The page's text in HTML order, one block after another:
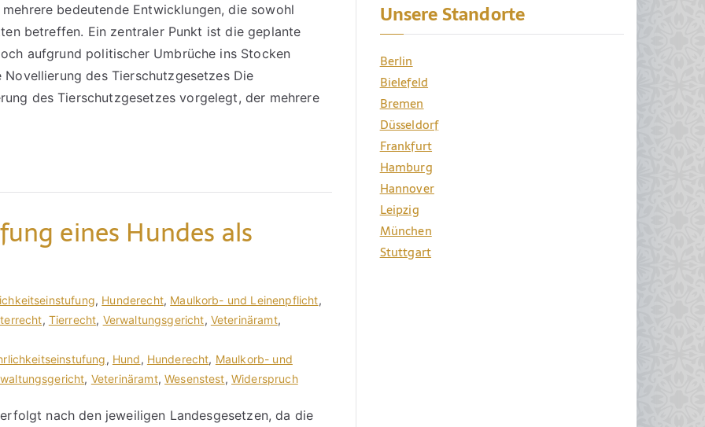
bedeutende Entwicklungen, die sowohl
betreffen. Ein zentraler Punkt ist die geplante
aufgrund politischer Umbrüche ins Stocken
Novellierung des Tierschutzgesetzes Die
des Tierschutzgesetzes vorgelegt, der mehrere
eines Hundes als
, Hunderecht, Maulkorb- und Leinenpflicht,
, Tierrecht, Verwaltungsgericht, Veterinäramt,
, Hund, Hunderecht, Maulkorb- und
, Veterinäramt,Wesenstest, Widerspruch
nach den jeweiligen Landesgesetzen, da die
Unsere Standorte
Berlin
Bielefeld
Bremen
Düsseldorf
Frankfurt
Hamburg
Hannover
Leipzig
München
Stuttgart